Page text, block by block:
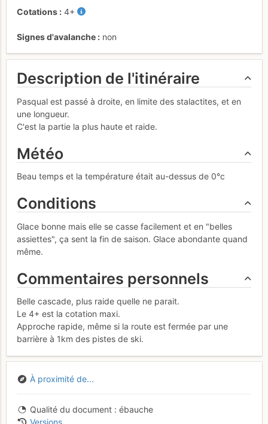
Cotations 4+
Signes d'avalanche non
Description de l'itinéraire
Pasqual est passé à droite, en limite des stalactites, et en
une longueur.
C'est la partie la plus haute et raide.
Météo
Beau temps et la température était au-dessus de 0°c
Conditions
Glace bonne mais elle se casse facilement et en "belles
assiettes", ça sent la fin de saison. Glace abondante quand
même.
Commentaires personnels
Belle cascade, plus raide quelle ne parait.
Le 4+ est la cotation maxi.
Approche rapide, même si la route est fermée par une
barrière à 1km des pistes de ski.
À proximité de...
Qualité du document
ébauche
Versions